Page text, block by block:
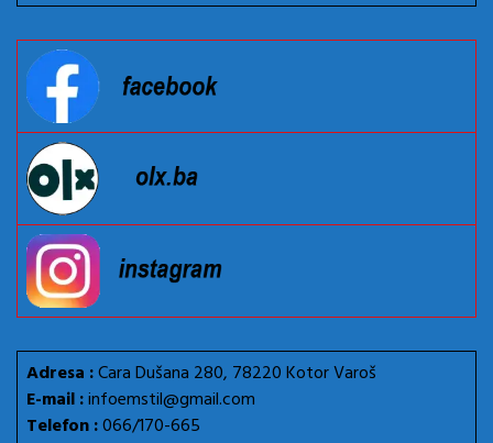
Adresa :Cara Dušana 280, 78220 Kotor Varoš
E-mail :infoemstil@gmail.com
Telefon :066/170-665